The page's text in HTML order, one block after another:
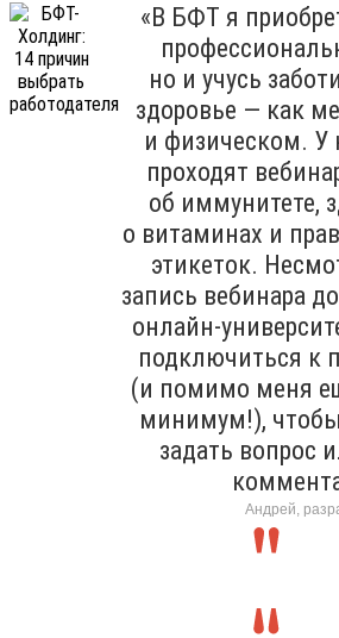
«В БФТ я
но и учусь
здоровье — как
и физическом. У
проходят
об иммунитете,
о витаминах и
этикеток.
запись вебинара
онлайн-
подключиться к
(и помимо меня
минимум!), чтобы
задать вопрос
Андрей,